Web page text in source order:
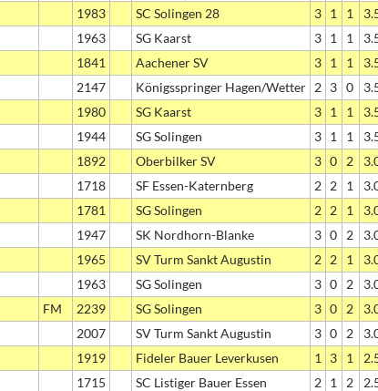
1983 SC Solingen 28 3 1 1
1963 SG Kaarst 3 1 1
1841 Aachener SV 3 1 1
2147 Königsspringer Hagen/Wetter 2 3 0
1980 SG Kaarst 3 1 1
1944 SG Solingen 3 1 1
1892 Oberbilker SV 3 0 2
1718 SF Essen-Katernberg 2 2 1
1781 SG Solingen 2 2 1
1947 SK Nordhorn-Blanke 3 0 2
1965 SV Turm Sankt Augustin 2 2 1
1963 SG Solingen 3 0 2
FM 2239 SG Solingen 3 0 2
2007 SV Turm Sankt Augustin 3 0 2
1919 Fideler Bauer Leverkusen 1 3 1
1715 SC Listiger Bauer Essen 2 1 2